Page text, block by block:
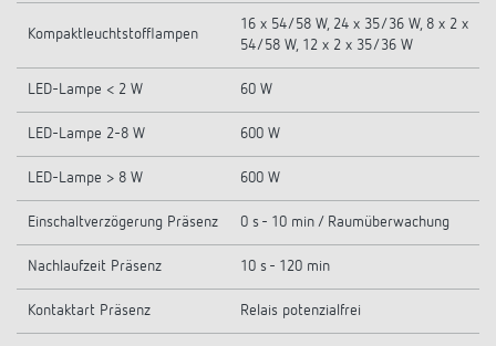
Kompaktleuchtstofflampen
16 x 54/58 W, 24 x 35/36 W, 8 x 2 x
54/58 W, 12 x 2 x 35/36 W
LED-Lampe < 2 W 60 W
LED-Lampe 2-8 W 600 W
LED-Lampe > 8 W 600 W
Einschaltverzögerung Präsenz 0 s - 10 min / Raumüberwachung
Nachlaufzeit Präsenz 10 s - 120 min
Kontaktart Präsenz Relais potenzialfrei